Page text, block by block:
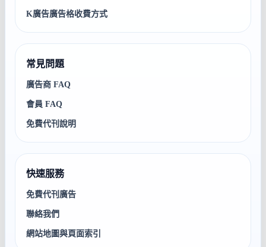
K廣告廣告格收費方式
常見問題
廣告商 FAQ
會員 FAQ
免費代刊說明
快速服務
免費代刊廣告
聯絡我們
網站地圖與頁面索引